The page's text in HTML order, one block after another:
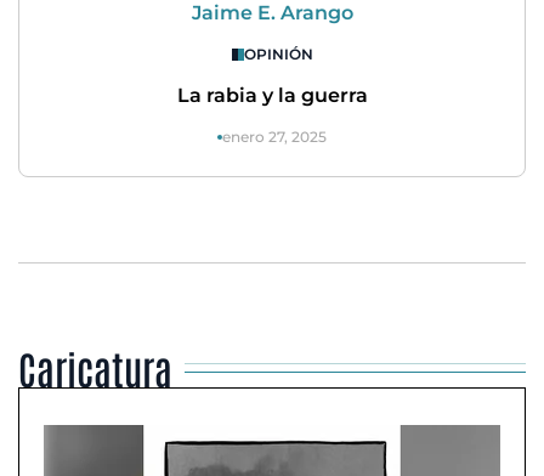
Jaime E. Arango
OPINIÓN
La rabia y la guerra
enero 27, 2025
Caricatura